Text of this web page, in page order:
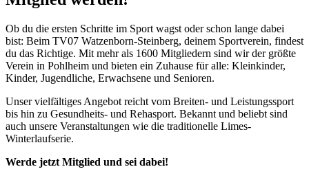
Ob du die ersten Schritte im Sport wagst oder schon lange dabei
bist: Beim TV07 Watzenborn-Steinberg, deinem Sportverein, findest
du das Richtige. Mit mehr als 1600 Mitgliedern sind wir der größte
Verein in Pohlheim und bieten ein Zuhause für alle: Kleinkinder,
Kinder, Jugendliche, Erwachsene und Senioren.
Unser vielfältiges Angebot reicht vom Breiten- und Leistungssport
bis hin zu Gesundheits- und Rehasport. Bekannt und beliebt sind
auch unsere Veranstaltungen wie die traditionelle Limes-
Winterlaufserie.
Werde jetzt Mitglied und sei dabei!